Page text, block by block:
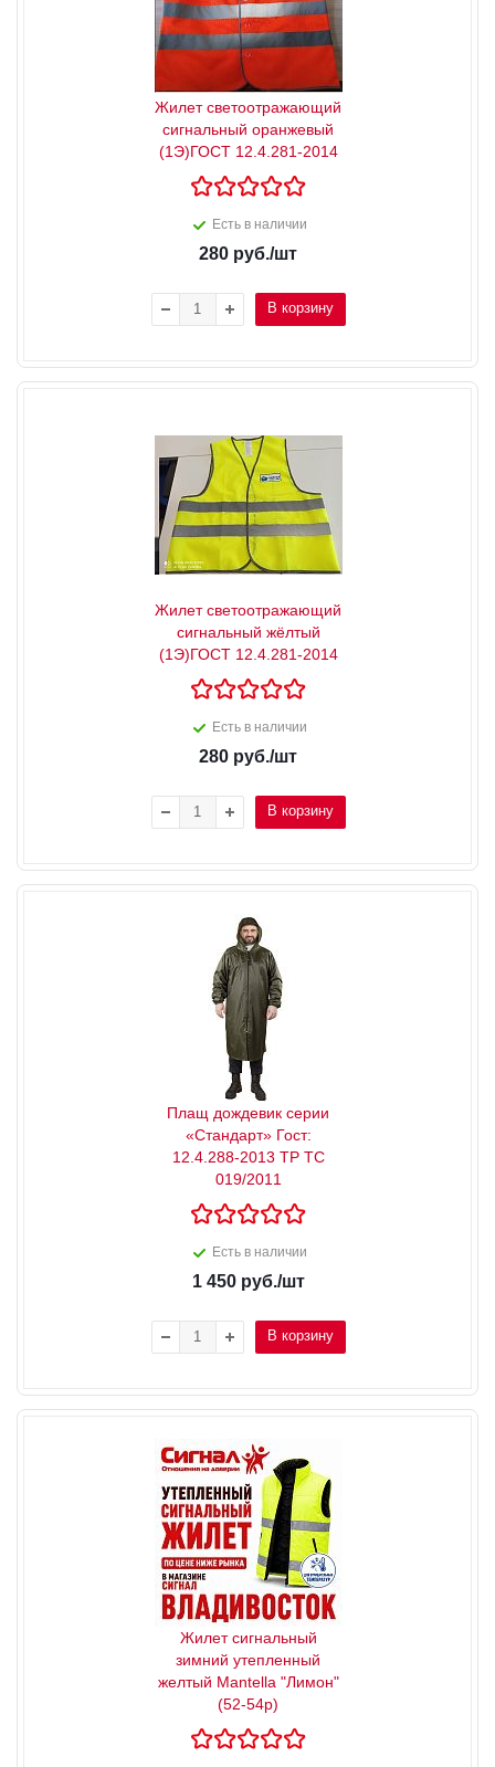
Жилет светоотражающий
сигнальный оранжевый
(1Э)ГОСТ 12.4.281-2014
Есть в наличии
280 руб./шт
В корзину
Жилет светоотражающий
сигнальный жёлтый
(1Э)ГОСТ 12.4.281-2014
Есть в наличии
280 руб./шт
В корзину
Плащ дождевик серии
«Стандарт» Гост:
12.4.288-2013 ТР ТС
019/2011
Есть в наличии
1 450руб./шт
В корзину
Жилет сигнальный
зимний утепленный
желтый Mantella "Лимон"
(52-54р)